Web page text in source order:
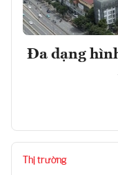
Đa dạng
Thị trường